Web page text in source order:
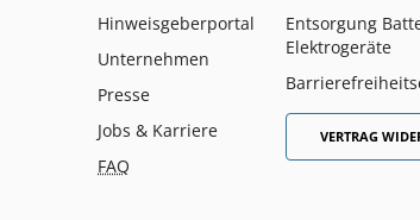
Hinweisgeberportal
Unternehmen
Presse
Jobs & Karriere
FAQ
Entsorgung
Elektrogeräte
VERTRAG